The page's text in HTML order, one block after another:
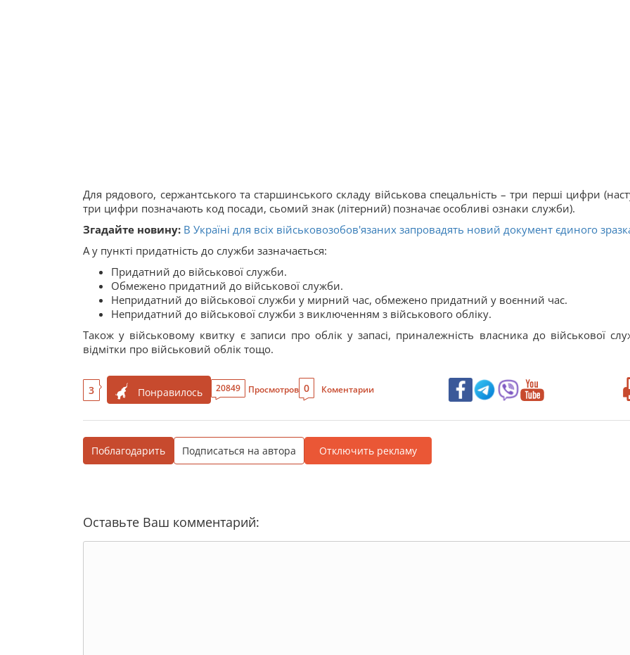
Для рядового, сержантського та старшинського складу військова спецальність – три перші цифри
три цифри позначають код посади, сьомий знак (літерний) позначає особливі ознаки служби).
Згадайте новину: В Україні для всіх військовозобов'язаних запровадять новий документ єдиного
А у пункті придатність до служби зазначається:
Придатний до військової служби.
Обмежено придатний до військової служби.
Непридатний до військової служби у мирний час, обмежено придатний у воєнний час.
Непридатний до військової служби з виключенням з військового обліку.
Також у військовому квитку є записи про облік у запасі, приналежність власника до військової
відмітки про військовий облік тощо.
3 Понравилось 20849 Просмотров 0 Коментарии
Поблагодарить Подписаться на автора Отключить рекламу
Оставьте Ваш комментарий: